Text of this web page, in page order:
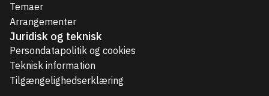
Temaer
Arrangementer
Juridisk og teknisk
Persondatapolitik og cookies
Teknisk information
Tilgængelighedserklæring